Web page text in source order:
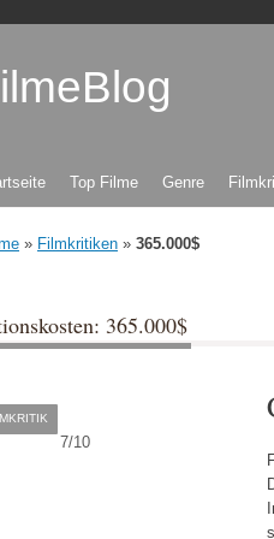
springenTop Filme Genre
» Filmkritiken » 365.000$
365.000$
7/10